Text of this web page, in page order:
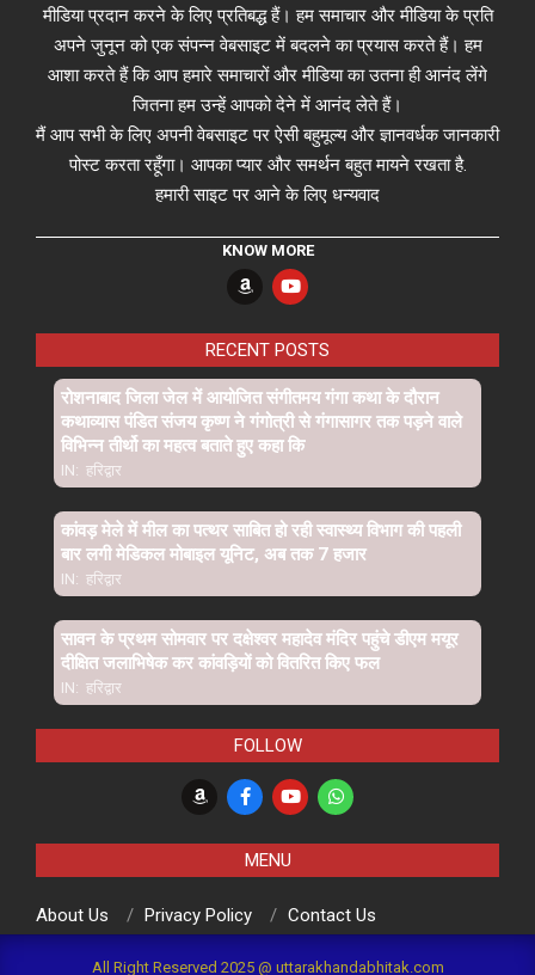
मीडिया प्रदान करने के लिए प्रतिबद्ध हैं। हम समाचार और मीडिया के प्रति
अपने जुनून को एक संपन्न वेबसाइट में बदलने का प्रयास करते हैं। हम
आशा करते हैं कि आप हमारे समाचारों और मीडिया का उतना ही आनंद लेंगे
जितना हम उन्हें आपको देने में आनंद लेते हैं।
मैं आप सभी के लिए अपनी वेबसाइट पर ऐसी बहुमूल्य और ज्ञानवर्धक जानकारी
पोस्ट करता रहूँगा। आपका प्यार और समर्थन बहुत मायने रखता है.
हमारी साइट पर आने के लिए धन्यवाद
KNOW MORE
RECENT POSTS
रोशनाबाद जिला जेल में आयोजित संगीतमय गंगा कथा के दौरान
कथाव्यास पंडित संजय कृष्ण ने गंगोत्री से गंगासागर तक पड़ने वाले
विभिन्न तीर्थो का महत्व बताते हुए कहा कि
IN: हरिद्वार
कांवड़ मेले में मील का पत्थर साबित हो रही स्वास्थ्य विभाग की पहली
बार लगी मेडिकल मोबाइल यूनिट, अब तक 7 हजार
IN: हरिद्वार
सावन के प्रथम सोमवार पर दक्षेश्वर महादेव मंदिर पहुंचे डीएम मयूर
दीक्षित जलाभिषेक कर कांवड़ियों को वितरित किए फल
IN: हरिद्वार
FOLLOW
MENU
About Us Privacy Policy Contact Us
All Right Reserved 2025 @ uttarakhandabhitak.com